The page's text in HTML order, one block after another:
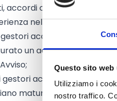
Questo sito
Utilizziamo i
nostro traffico.
accordi o intese, che
nel campo di
gestori accreditati per la
un adeguato periodo
gestori accreditati a livello
maturato un adeguato